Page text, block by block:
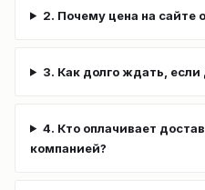
2. Почему цена на сайте
3. Как долго ждать, если
4. Кто оплачивает
компанией?